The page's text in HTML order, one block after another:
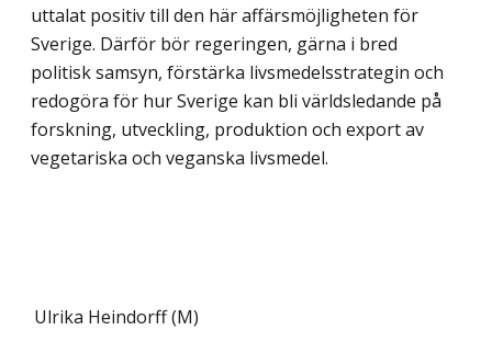
uttalat positiv till den här affärs­möjligheten för
Sverige. Därför bör regeringen, gärna i bred
politisk samsyn, förstärka livsmedelsstrategin och
redogöra för hur Sverige kan bli världsledande på
forskning, utveckling, produktion och export av
vegetariska och veganska livsmedel.
Ulrika Heindorff (M)